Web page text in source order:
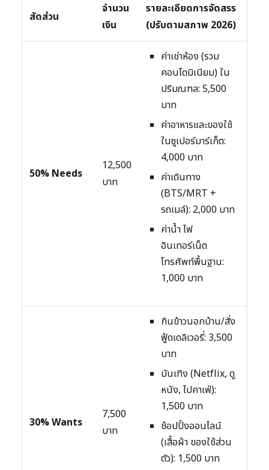
สัดส่วน
จำนวน
เงิน
รายละเอียดการจัดสรร
(ปรับตามสภาพ 2026)
50% Needs
12,500
บาท
ค่าเช่าห้อง (รวม
คอนโดมิเนียม) ใน
ปริมณฑล: 5,500
บาท
ค่าอาหารและของใช้
ในซูเปอร์มาร์เก็ต:
4,000 บาท
ค่าเดินทาง
(BTS/MRT +
รถเมล์): 2,000 บาท
ค่าน้ำ ไฟ
อินเทอร์เน็ต
โทรศัพท์พื้นฐาน:
1,000 บาท
30% Wants
7,500
บาท
กินข้าวนอกบ้าน/สั่ง
ฟู้ดเดลิเวอรี่: 3,500
บาท
บันเทิง (Netflix, ดู
หนัง, ไปคาเฟ่):
1,500 บาท
ช้อปปิ้งออนไลน์
(เสื้อผ้า ของใช้ส่วน
ตัว): 1,500 บาท